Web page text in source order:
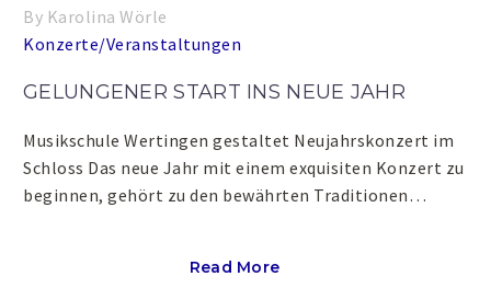
By Karolina Wörle
Konzerte/Veranstaltungen
GELUNGENER START INS NEUE JAHR
Musikschule Wertingen gestaltet Neujahrskonzert im
Schloss Das neue Jahr mit einem exquisiten Konzert zu
beginnen, gehört zu den bewährten Traditionen…
Read More